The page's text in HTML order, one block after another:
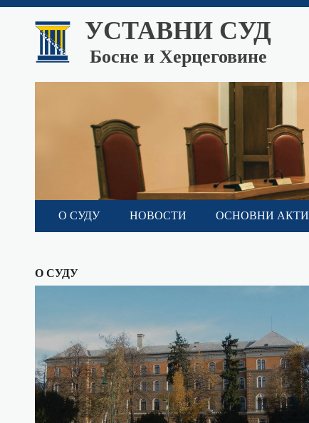
УСТАВНИ СУД
Босне и Херцеговине
О СУДУ НОВОСТИ ОСНОВНИ АКТИ
О СУДУ